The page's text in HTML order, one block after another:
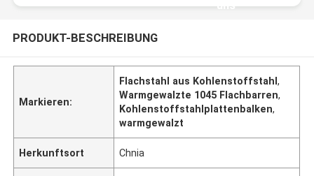
uns
PRODUKT-BESCHREIBUNG
Markieren:
Flachstahl aus Kohlenstoffstahl,
Warmgewalzte 1045 Flachbarren,
Kohlenstoffstahlplattenbalken,
warmgewalzt
Herkunftsort Chnia